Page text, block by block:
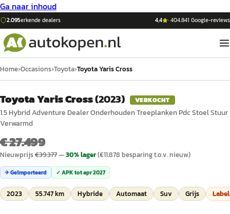
Ga naar inhoud
2.095erkende dealers 4,4 ·404.841 Google-reviews
Home›Occasions›Toyota›Toyota Yaris Cross
Toyota Yaris Cross(2023) VERKOCHT
1.5 Hybrid Adventure Dealer Onderhouden Treeplanken Pdc Stoel Stuur
Verwarmd
€ 27.499
Nieuwprijs€39.377—30% lager(€11.878 besparing t.o.v. nieuw)
✈ Geïmporteerd ✓ APK totapr 2027
2023 55.747 km Hybride Automaat Suv Grijs